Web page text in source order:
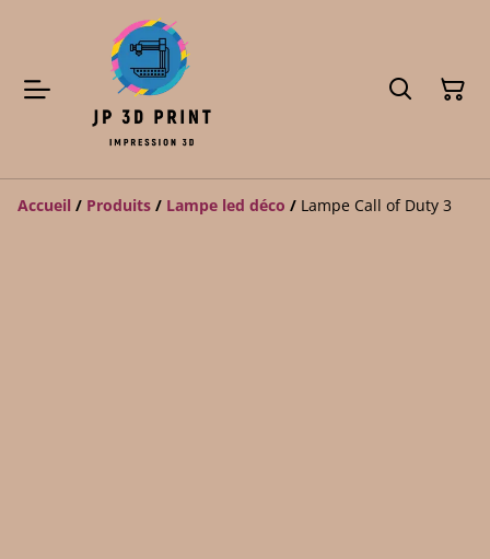
Accueil / Produits / Lampe led déco / Lampe Call of Duty 3